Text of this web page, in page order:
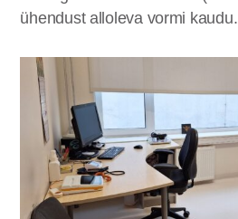
ühendust alloleva vormi kaudu.